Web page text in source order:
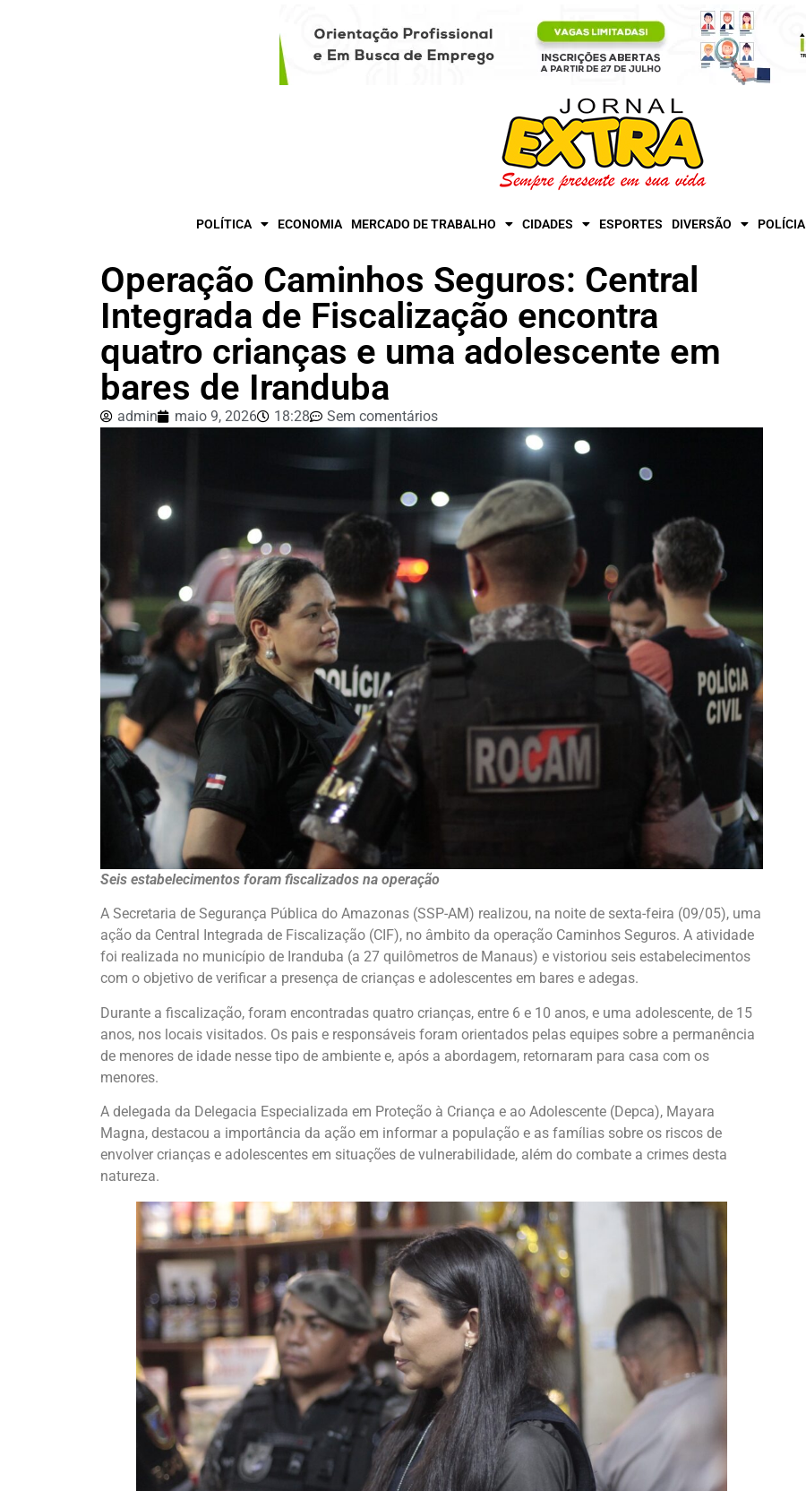
POLÍTICA ECONOMIA MERCADO DE TRABALHO CIDADES ESPORTES DIVERSÃO POLÍCIA
Operação Caminhos Seguros: Central
Integrada de Fiscalização encontra
quatro crianças e uma adolescente em
bares de Iranduba
admin maio 9, 2026 18:28 Sem comentários
Seis estabelecimentos foram fiscalizados na operação
A Secretaria de Segurança Pública do Amazonas (SSP-AM) realizou, na noite de sexta-feira (09/05), uma
ação da Central Integrada de Fiscalização (CIF), no âmbito da operação Caminhos Seguros. A atividade
foi realizada no município de Iranduba (a 27 quilômetros de Manaus) e vistoriou seis estabelecimentos
com o objetivo de verificar a presença de crianças e adolescentes em bares e adegas.
Durante a fiscalização, foram encontradas quatro crianças, entre 6 e 10 anos, e uma adolescente, de 15
anos, nos locais visitados. Os pais e responsáveis foram orientados pelas equipes sobre a permanência
de menores de idade nesse tipo de ambiente e, após a abordagem, retornaram para casa com os
menores.
A delegada da Delegacia Especializada em Proteção à Criança e ao Adolescente (Depca), Mayara
Magna, destacou a importância da ação em informar a população e as famílias sobre os riscos de
envolver crianças e adolescentes em situações de vulnerabilidade, além do combate a crimes desta
natureza.